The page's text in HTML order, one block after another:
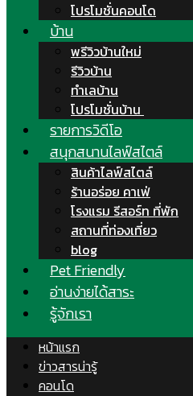
โปรโมชั่นคอนโด
บ้าน
พรีวิวบ้านใหม่
รีวิวบ้าน
ทำเลบ้าน
โปรโมชั่นบ้าน
รายการวิดีโอ
สนุกสนานไลฟ์สไตล์
สินค้าไลฟ์สไตล์
ร้านอร่อย คาเฟ่
โรงแรม รีสอร์ท ที่พัก
สถานที่ท่องเที่ยว
blog
Pet Friendly
อ่านง่ายได้สาระ
รู้จักเรา
หน้าแรก
ข่าวสารน่ารู้
คอนโด